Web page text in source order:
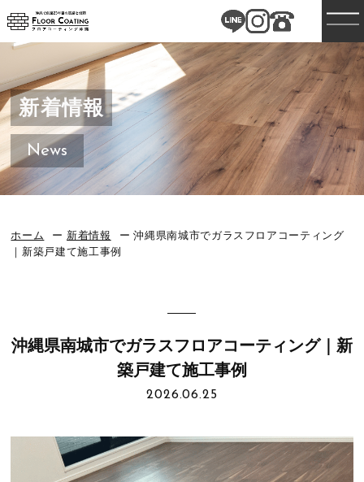
新着情報
News
ホーム 新着情報
沖縄県南城市でガラスフロアコーティング
｜新築戸建て施工事例
沖縄県南城市でガラスフロアコーティング｜新
築戸建て施工事例
2026.06.25